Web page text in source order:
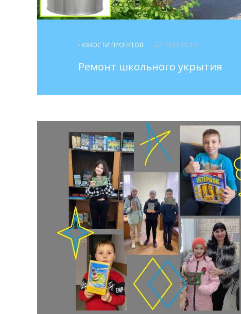
НОВОСТИ ПРОЕКТОВ - 27.10.23 01:14
Ремонт школьного укрытия